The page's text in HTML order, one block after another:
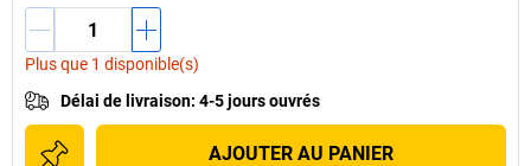
Plus que 1 disponible(s)
Délai de livraison: 4-5 jours ouvrés
AJOUTER AU PANIER